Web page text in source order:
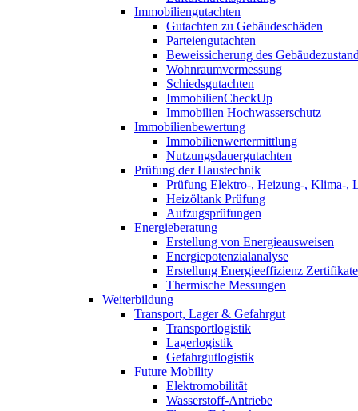
Immobiliengutachten
Gutachten zu Gebäudeschäden
Parteiengutachten
Beweissicherung des
Wohnraumvermessung
Schiedsgutachten
ImmobilienCheckUp
Immobilien Hochwasserschutz
Immobilienbewertung
Immobilienwertermittlung
Nutzungsdauergutachten
Prüfung der Haustechnik
Prüfung Elektro-, Heizung-, Klima-,
Heizöltank Prüfung
Aufzugsprüfungen
Energieberatung
Erstellung von Energieausweisen
Energiepotenzialanalyse
Erstellung Energieeffizienz Zertifikate
Thermische Messungen
Weiterbildung
Transport, Lager & Gefahrgut
Transportlogistik
Lagerlogistik
Gefahrgutlogistik
Future Mobility
Elektromobilität
Wasserstoff-Antriebe